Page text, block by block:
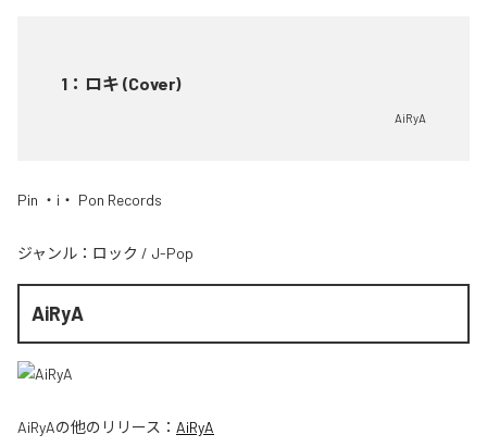
1 ： ロキ (Cover)
AiRyA
Pin ・i・ Pon Records
ジャンル： ロック / J-Pop
AiRyA
AiRyAの他のリリース： AiRyA